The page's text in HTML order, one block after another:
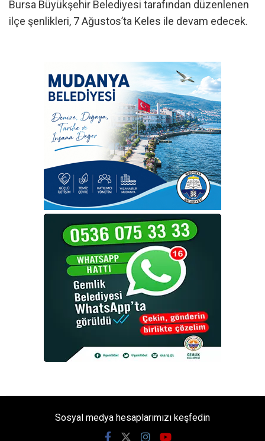
Bursa Büyükşehir Belediyesi tarafından düzenlenen
ilçe şenlikleri, 7 Ağustos’ta Keles ile devam edecek.
Sosyal medya hesaplarımızı keşfedin